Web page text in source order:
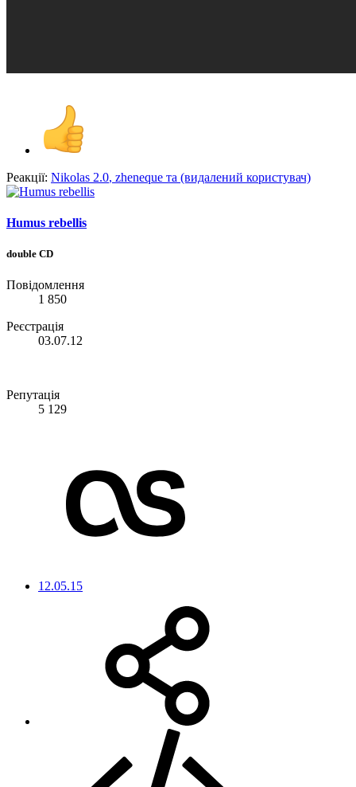
Реакції: Nikolas 2.0, zheneque та (видалений користувач)
Humus rebellis
double CD
Повідомлення
1 850
Реєстрація
03.07.12
Репутація
5 129
12.05.15